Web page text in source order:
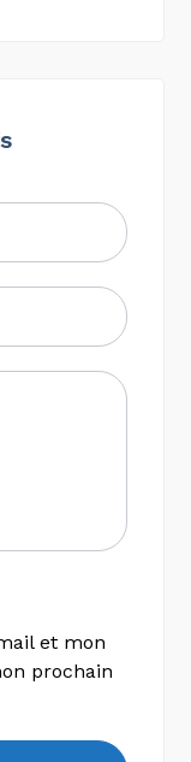
et mon
prochain